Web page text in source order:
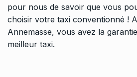
pour nous de savoir que vous
choisir votre taxi conventionné !
Annemasse, vous avez la
meilleur taxi.